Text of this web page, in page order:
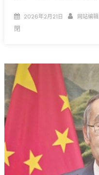
Posted
2026年2月21日 Author
网站编辑
閉